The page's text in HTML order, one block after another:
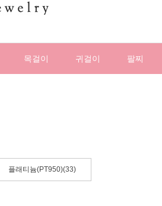
목걸이 귀걸이 팔찌
플래티늄(PT950)(33)